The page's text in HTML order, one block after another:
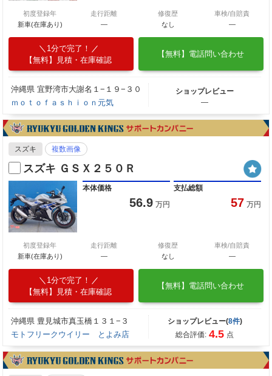
初度登録年
新車(在庫あり)
走行距離
―
修復歴
なし
車検/自賠責
―
1分で完了！
【無料】見積・在庫確認
【無料】電話問い合わせ
沖縄県 宜野湾市大謝名１−１９−３０
ｍｏｔｏｆａｓｈｉｏｎ元気
ショップレビュー
―
スズキ 複数画像
スズキ ＧＳＸ２５０Ｒ
本体価格
56.9 万円
支払総額
57 万円
初度登録年
新車(在庫あり)
走行距離
―
修復歴
なし
車検/自賠責
―
1分で完了！
【無料】見積・在庫確認
【無料】電話問い合わせ
沖縄県 豊見城市真玉橋１３１−３
モトフリークウイリー とよみ店
ショップレビュー(8件)
総合評価: 4.5 点